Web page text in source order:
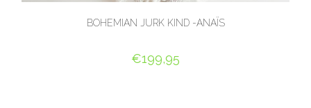
BOHEMIAN JURK KIND -ANAÏS
€199,95